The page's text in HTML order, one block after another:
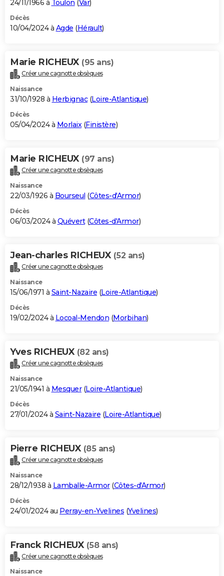
24/11/1966 à Toulon (Var)
Décès
10/04/2024 à Agde (Hérault)
Marie RICHEUX (95 ans)
Créer une cagnotte obsèques
Naissance
31/10/1928 à Herbignac(Loire-Atlantique)
Décès
05/04/2024 à Morlaix(Finistère)
Marie RICHEUX (97 ans)
Créer une cagnotte obsèques
Naissance
22/03/1926 à Bourseul (Côtes-d'Armor)
Décès
06/03/2024 à Quévert(Côtes-d'Armor)
Jean-charles RICHEUX (52 ans)
Créer une cagnotte obsèques
Naissance
15/06/1971 à Saint-Nazaire (Loire-Atlantique)
Décès
19/02/2024 à Locoal-Mendon (Morbihan)
Yves RICHEUX (82 ans)
Créer une cagnotte obsèques
Naissance
21/05/1941 à Mesquer(Loire-Atlantique)
Décès
27/01/2024 à Saint-Nazaire (Loire-Atlantique)
Pierre RICHEUX (85 ans)
Créer une cagnotte obsèques
Naissance
28/12/1938 à Lamballe-Armor(Côtes-d'Armor)
Décès
24/01/2024 au Perray-en-Yvelines (Yvelines)
Franck RICHEUX (58 ans)
Créer une cagnotte obsèques
Naissance